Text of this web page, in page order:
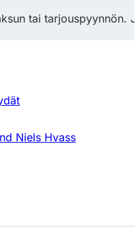
tai tarjouspyynnön.
Niels Hvass